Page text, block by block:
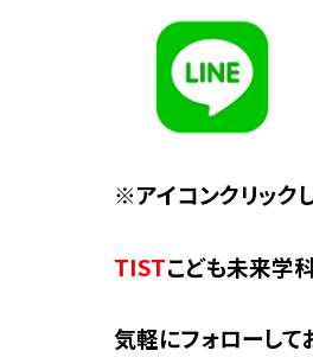
※アイコンクリック
TISTこども未来学
気軽にフォローし